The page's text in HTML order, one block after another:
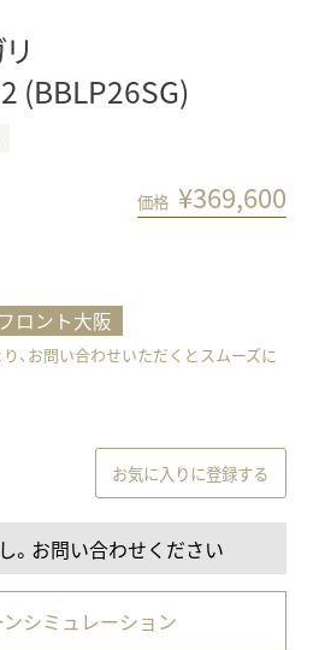
(BBLP26SG)
価格 ¥369,600
ロント大阪
、お問い合わせいただくとスムーズに
お気に入りに登録する
。お問い合わせください
シミュレーション